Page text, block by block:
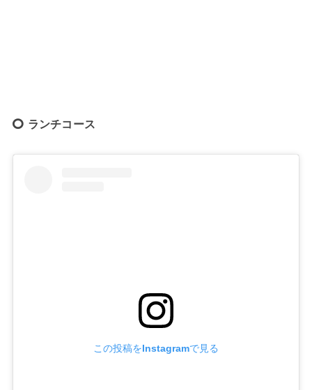
ランチコース
この投稿をInstagramで見る